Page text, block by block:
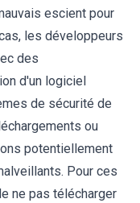
escient pour
les développeurs
des
d'un logiciel
de sécurité de
ou
potentiellement
Pour ces
ne pas télécharger